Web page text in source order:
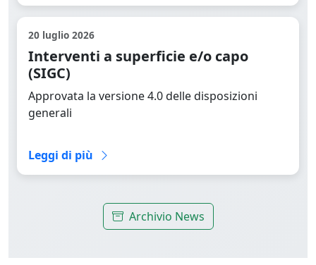
20 luglio 2026
Interventi a superficie e/o capo
(SIGC)
Approvata la versione 4.0 delle disposizioni
generali
Leggi di più
Archivio News